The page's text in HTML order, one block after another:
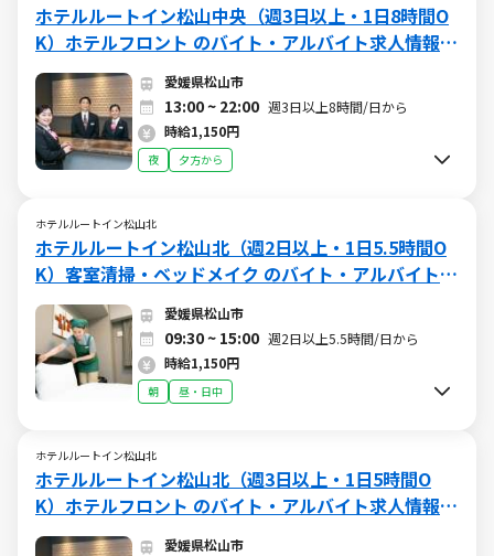
ホテルルートイン松山中央（週3日以上・1日8時間O
K）ホテルフロント のバイト・アルバイト求人情報
(W015658833)（終日）
愛媛県松山市
13:00 ~ 22:00 週3日以上8時間/日から
時給1,150円
夜 夕方から
ホテルルートイン松山北
ホテルルートイン松山北（週2日以上・1日5.5時間O
K）客室清掃・ベッドメイク のバイト・アルバイト求
人情報 (W015658713)（日勤）
愛媛県松山市
09:30 ~ 15:00 週2日以上5.5時間/日から
時給1,150円
朝 昼・日中
ホテルルートイン松山北
ホテルルートイン松山北（週3日以上・1日5時間O
K）ホテルフロント のバイト・アルバイト求人情報
(W015658716)（夜勤、終日）
愛媛県松山市